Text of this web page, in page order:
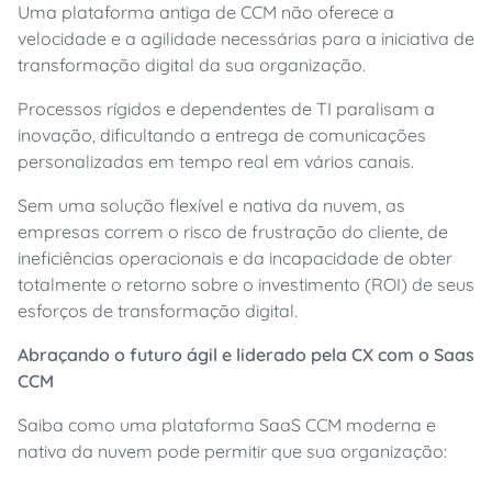
Uma plataforma antiga de CCM não oferece a
velocidade e a agilidade necessárias para a iniciativa de
transformação digital da sua organização.
Processos rígidos e dependentes de TI paralisam a
inovação, dificultando a entrega de comunicações
personalizadas em tempo real em vários canais.
Sem uma solução flexível e nativa da nuvem, as
empresas correm o risco de frustração do cliente, de
ineficiências operacionais e da incapacidade de obter
totalmente o retorno sobre o investimento (ROI) de seus
esforços de transformação digital.
Abraçando o futuro ágil e liderado pela CX com o Saas
CCM
Saiba como uma plataforma SaaS CCM moderna e
nativa da nuvem pode permitir que sua organização: